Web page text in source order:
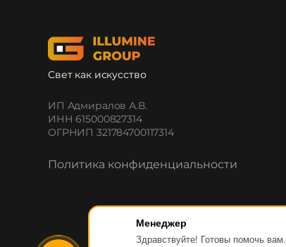
Менеджер
Здравствуйте! Готовы помочь вам.
Свет как искусство
ИП Адмиралов А.В.
ИНН 615000827314
ОГРНИП 321784700117314
Политика конфиденциальности